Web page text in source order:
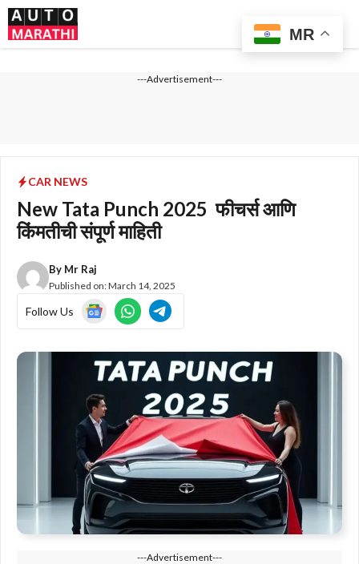
Skip
to
content
---Advertisement---
CAR NEWS
New Tata Punch 2025 फीचर्स आणि
किंमतीची संपूर्ण माहिती
By Mr Raj
Published on:March 14, 2025
Follow Us
---Advertisement---
MR